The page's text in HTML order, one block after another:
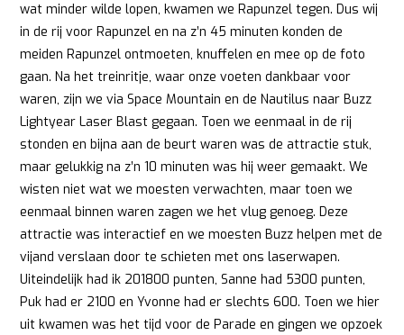
wat minder wilde lopen, kwamen we Rapunzel tegen. Dus wij
in de rij voor Rapunzel en na z’n 45 minuten konden de
meiden Rapunzel ontmoeten, knuffelen en mee op de foto
gaan. Na het treinritje, waar onze voeten dankbaar voor
waren, zijn we via Space Mountain en de Nautilus naar Buzz
Lightyear Laser Blast gegaan. Toen we eenmaal in de rij
stonden en bijna aan de beurt waren was de attractie stuk,
maar gelukkig na z’n 10 minuten was hij weer gemaakt. We
wisten niet wat we moesten verwachten, maar toen we
eenmaal binnen waren zagen we het vlug genoeg. Deze
attractie was interactief en we moesten Buzz helpen met de
vijand verslaan door te schieten met ons laserwapen.
Uiteindelijk had ik 201800 punten, Sanne had 5300 punten,
Puk had er 2100 en Yvonne had er slechts 600. Toen we hier
uit kwamen was het tijd voor de Parade en gingen we opzoek